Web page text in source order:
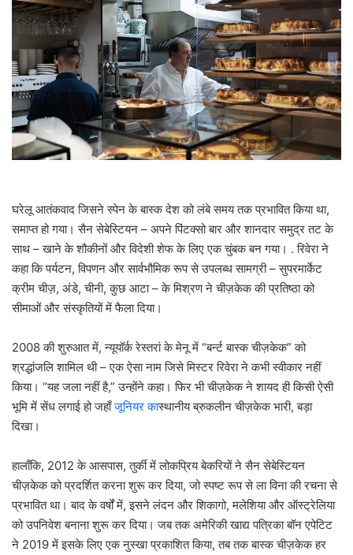
n
m
a
i
घरेलू आतंकवाद जिसने स्पेन के बास्क देश को लंबे समय तक प्रभावित किया था,
समाप्त हो गया। सैन सेबेस्टियन – अपने पिंटक्सो बार और शानदार समुद्र तट के
साथ – खाने के शौकीनों और विदेशी शेफ के लिए एक चुंबक बन गया। . रिवेरा ने
कहा कि पर्यटन, विपणन और सार्वभौमिक रूप से उपलब्ध सामग्री – सुपरमार्केट
क्रीम चीज़, अंडे, चीनी, कुछ आटा – के मिश्रण ने चीज़केक की प्रतिष्ठा को
सीमाओं और संस्कृतियों में फैला दिया।
2008 की शुरुआत में, न्यूयॉर्क रेस्तरां के मेनू में “बर्न्ट बास्क चीज़केक” को
श्रद्धांजलि शामिल थी – एक ऐसा नाम जिसे मिस्टर रिवेरा ने कभी स्वीकार नहीं
किया। “यह जला नहीं है,” उन्होंने कहा। फिर भी चीज़केक ने शायद ही किसी ऐसी
भूमि में सेंध लगाई हो जहाँजूनियर कास्थानीय ब्रुकलीन चीज़केक भारी, बड़ा
दिखा।
हालाँकि, 2012 के आसपास, तुर्की में लोकप्रिय बेकरियों ने सैन सेबेस्टियन
चीज़केक को प्रदर्शित करना शुरू कर दिया, जो स्पष्ट रूप से ला विना की रचना से
प्रभावित था। बाद के वर्षों में, इसने लंदन और शिकागो, मलेशिया और ऑस्ट्रेलिया
को उपनिवेश बनाना शुरू कर दिया। जब तक अमेरिकी खाद्य पत्रिका बॉन एपेटिट
ने 2019 में इसके लिए एक नुस्खा प्रकाशित किया, तब तक बास्क चीज़केक हर